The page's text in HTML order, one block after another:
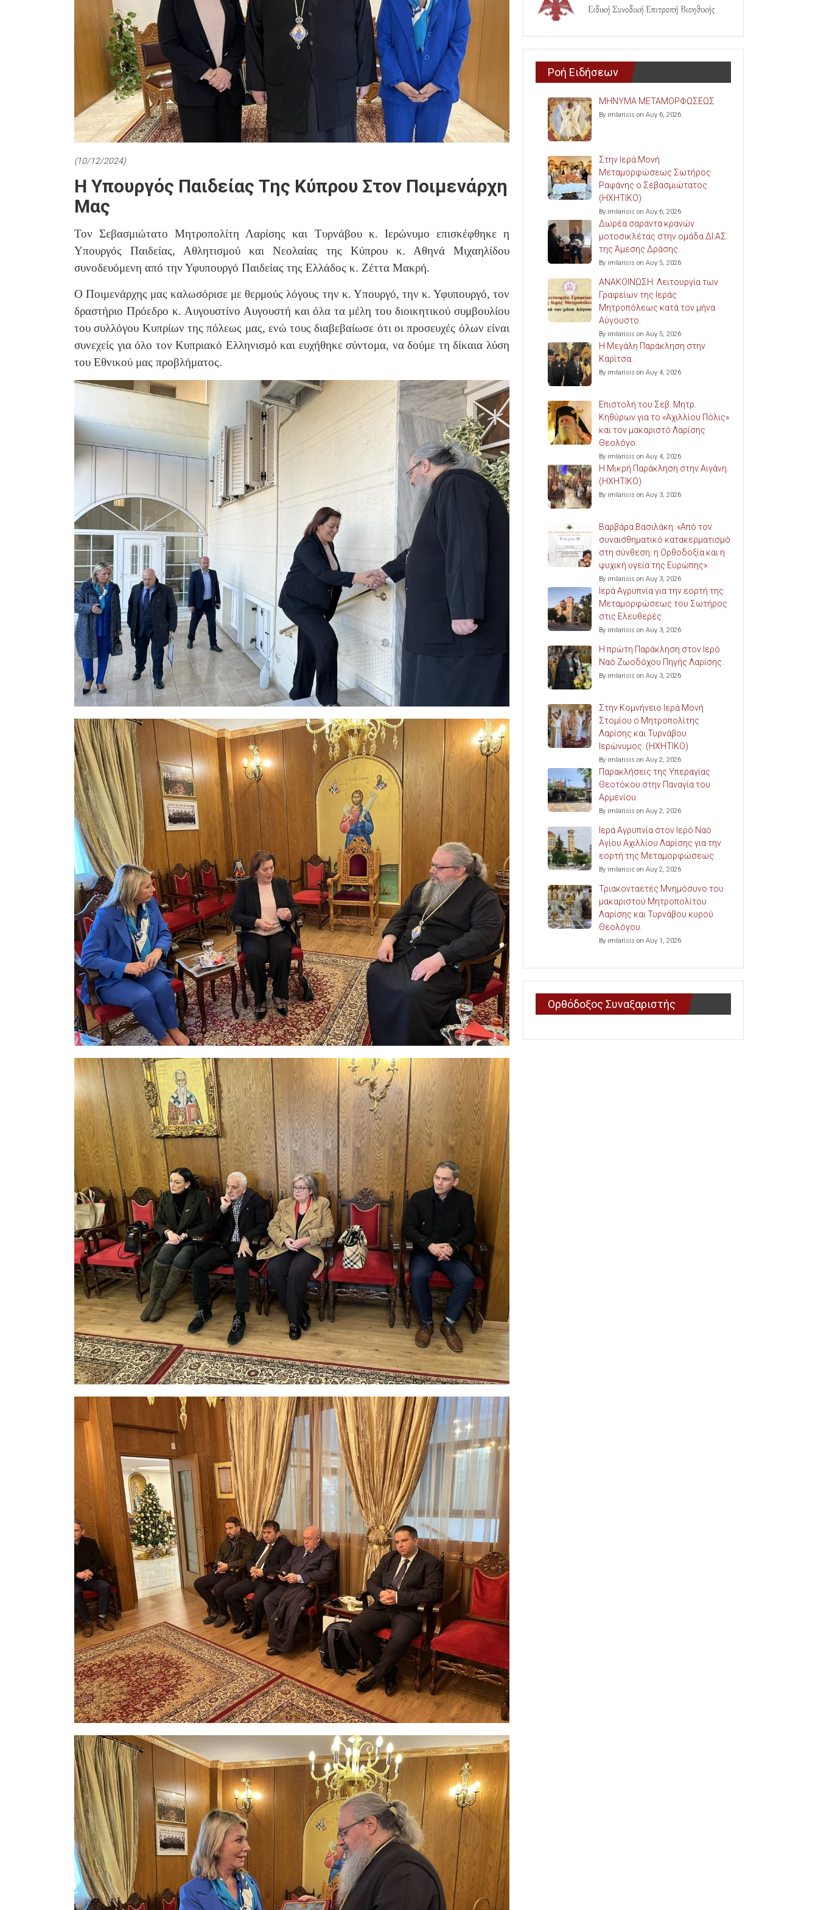
(10/12/2024)
Η Υπουργός Παιδείας Της Κύπρου Στον Ποιμενάρχη
Μας
Τον Σεβασμιώτατο Μητροπολίτη Λαρίσης και Τυρνάβου κ. Ιερώνυμο επισκέφθηκε η
Υπουργός Παιδείας, Αθλητισμού και Νεολαίας της Κύπρου κ. Αθηνά Μιχαηλίδου
συνοδευόμενη από την Υφυπουργό Παιδείας της Ελλάδος κ. Ζέττα Μακρή.
Ο Ποιμενάρχης μας καλωσόρισε με θερμούς λόγους την κ. Υπουργό, την κ. Υφυπουργό, τον
δραστήριο Πρόεδρο κ. Αυγουστίνο Αυγουστή και όλα τα μέλη του διοικητικού συμβουλίου
του συλλόγου Κυπρίων της πόλεως μας, ενώ τους διαβεβαίωσε ότι οι προσευχές όλων είναι
συνεχείς για όλο τον Κυπριακό Ελληνισμό και ευχήθηκε σύντομα, να δούμε τη δίκαια λύση
του Εθνικού μας προβλήματος.
Ροή Ειδήσεων
ΜΗΝΥΜΑ ΜΕΤΑΜΟΡΦΩΣΕΩΣ
By imlarisis on Αυγ 6, 2026
Στην Ιερά Μονή
Μεταμορφώσεως Σωτήρος
Ραψάνης ο Σεβασμιώτατος.
(ΗΧΗΤΙΚΟ)
By imlarisis on Αυγ 6, 2026
Δωρέα σαράντα κρανών
μοτοσικλέτας στην ομάδα ΔΙ.ΑΣ.
της Άμεσης Δράσης.
By imlarisis on Αυγ 5, 2026
ΑΝΑΚΟΙΝΩΣΗ: Λειτουργία των
Γραφείων της Ιεράς
Μητροπόλεως κατά τον μήνα
Αύγουστο.
By imlarisis on Αυγ 5, 2026
Η Μεγάλη Παράκληση στην
Καρίτσα.
By imlarisis on Αυγ 4, 2026
Επιστολή του Σεβ. Μητρ.
Κηθύρων για το «Αχιλλίου Πόλις»
και τον μακαριστό Λαρίσης
Θεολόγο.
By imlarisis on Αυγ 4, 2026
Η Μικρή Παράκληση στην Αιγάνη.
(ΗΧΗΤΙΚΟ)
By imlarisis on Αυγ 3, 2026
Βαρβάρα Βασιλάκη: «Από τον
συναισθηματικό κατακερματισμό
στη σύνθεση: η Ορθοδοξία και η
ψυχική υγεία της Ευρώπης».
By imlarisis on Αυγ 3, 2026
Ιερά Αγρυπνία για την εορτή της
Μεταμορφώσεως του Σωτήρος
στις Ελευθερές.
By imlarisis on Αυγ 3, 2026
Η πρώτη Παράκληση στον Ιερό
Ναό Ζωοδόχου Πηγής Λαρίσης.
By imlarisis on Αυγ 3, 2026
Στην Κομνήνειο Ιερά Μονή
Στομίου ο Μητροπολίτης
Λαρίσης και Τυρνάβου
Ιερώνυμος. (ΗΧΗΤΙΚΟ)
By imlarisis on Αυγ 2, 2026
Παρακλήσεις της Υπεραγίας
Θεοτόκου στην Παναγία του
Αρμενίου.
By imlarisis on Αυγ 2, 2026
Ιερά Αγρυπνία στον Ιερό Ναό
Αγίου Αχιλλίου Λαρίσης για την
εορτή της Μεταμορφώσεως.
By imlarisis on Αυγ 2, 2026
Τριακονταετές Μνημόσυνο του
μακαριστού Μητροπολίτου
Λαρίσης και Τυρνάβου κυρού
Θεολόγου.
By imlarisis on Αυγ 1, 2026
Ορθόδοξος Συναξαριστής